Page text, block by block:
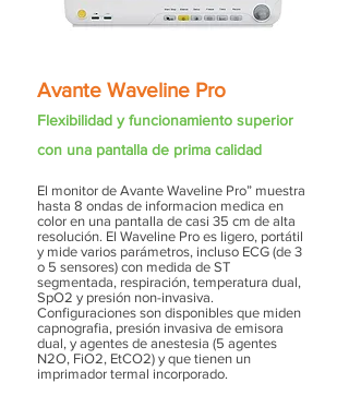
Avante Waveline Pro
Flexibilidad y funcionamiento superior
con una pantalla de prima calidad
El monitor de Avante Waveline Pro” muestra
hasta 8 ondas de informacion medica en
color en una pantalla de casi 35 cm de alta
resolución. El Waveline Pro es ligero, portátil
y mide varios parámetros, incluso ECG (de 3
o 5 sensores) con medida de ST
segmentada, respiración, temperatura dual,
SpO2 y presión non-invasiva.
Configuraciones son disponibles que miden
capnografia, presión invasiva de emisora
dual, y agentes de anestesia (5 agentes
N2O, FiO2, EtCO2) y que tienen un
imprimador termal incorporado.